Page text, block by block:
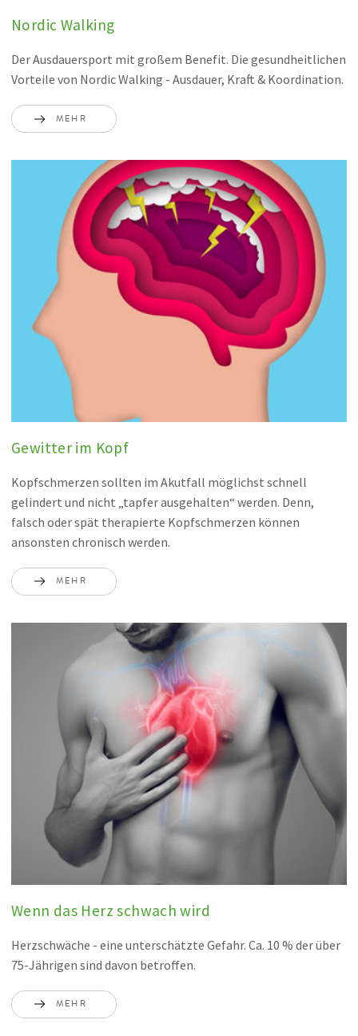
Nordic Walking
Der Ausdauersport mit großem Benefit. Die gesundheitlichen
Vorteile von Nordic Walking - Ausdauer, Kraft & Koordination.
MEHR
Gewitter im Kopf
Kopfschmerzen sollten im Akutfall möglichst schnell
gelindert und nicht „tapfer ausgehalten“ werden. Denn,
falsch oder spät therapierte Kopfschmerzen können
ansonsten chronisch werden.
MEHR
Wenn das Herz schwach wird
Herzschwäche - eine unterschätzte Gefahr. Ca. 10 % der über
75-Jährigen sind davon betroffen.
MEHR